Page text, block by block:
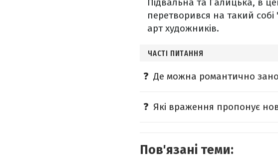
перетворився на такий собі
арт художників.
ЧАСТІ ПИТАННЯ
Де можна романтично
Які враження пропонує
Пов'язані теми: